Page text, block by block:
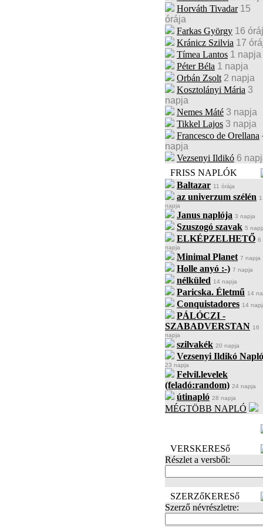
Horváth Tivadar 15
órája
Farkas György 16
Kránicz Szilvia 17
Tímea Lantos 1 napja
Péter Béla 1 napja
Orbán Zsolt 2 napja
Kosztolányi Mária 3
napja
Nemes Máté 3 napja
Tikkel Lajos 3 napja
Francesco de Orellana
napja
Vezsenyi Ildikó 6
FRISS NAPLÓK
Baltazar 11 órája
az univerzum szélén 1
napja
Janus naplója 3 napja
Szuszogó szavak 5
ELKÉPZELHETŐ 6
napja
Minimal Planet 7 napja
Holle anyó :-) 7 napja
nélküled 14 napja
Paricska. Életmű 14
Conquistadores 14
PÁLÓCZI -
SZABADVERSTAN 16
napja
szilvakék 20 napja
Vezsenyi Ildikó
23 napja
Felvil.levelek
(feladó:random) 24 napja
útinapló 28 napja
MÉGTÖBB NAPLÓ
VERSKERESő
Részlet a versből:
SZERZőKERESő
Szerző névrészletre: